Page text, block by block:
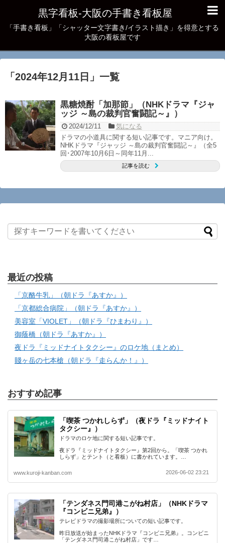
黒字看板‐大阪の手書き看板屋
「手書き看板」「シャッター文字書き/イラスト描き」を得意とする
大阪の看板屋です
「 2024年12月11日 」 一覧
黒糖焼酎「加那節」（NHKドラマ『ジャ
ッジ ～島の裁判官奮闘記～』）
2024/12/11
気になる
ドラマの小道具に関する短い記事です。マニア向け。
NHKドラマ『ジャッジ ～島の裁判官奮闘記～』（全5
回･2007年10月6日～同年11月...
記事を読む
最近の投稿
「京酪牛乳」（朝ドラ『あすか』）
「京都総合病院」（朝ドラ『あすか』）
美容室「VIOLET」（朝ドラ『ひまわり』）
御蔭橋（朝ドラ『あすか』）
夜ドラ『ミッドナイトタクシー』のロケ地（まとめ）
賤ヶ岳の七本槍（朝ドラ『走らんか！』）
おすすめ記事
「喫茶 つかれしらず」（夜ドラ『ミッドナイト
タクシー』）
ドラマのロケ地に関する短い記事です。
夜ドラ『ミッドナイトタクシー』第2回から。「喫茶 つかれ
しらず」とテント（と看板）に書かれています。…
www.kuroji-kanban.com 2026-06-02 23:21
「テンダネス門司港こがね村店」（NHKドラマ
『コンビニ兄弟』）
テレビドラマの撮影場所についての短い記事です。
昨日放送が始まったNHKドラマ『コンビニ兄弟』。コンビニ
「テンダネス門司港こがね村店」です…